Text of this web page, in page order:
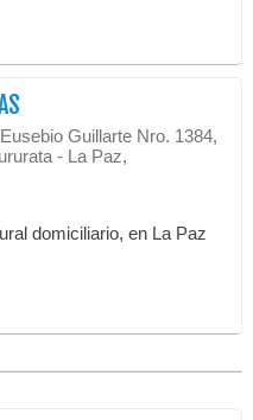
Guillarte Nro. 1384,
- La Paz,
domiciliario, en La Paz